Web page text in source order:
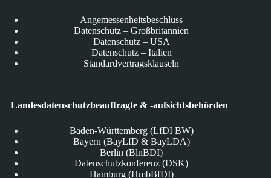
Angemessenheitsbeschluss
Datenschutz – Großbritannien
Datenschutz – USA
Datenschutz – Italien
Standardvertragsklauseln
Landesdatenschutzbeauftragte & -aufsichtsbehörden
Baden-Württemberg (LfDI BW)
Bayern (BayLfD & BayLDA)
Berlin (BlnBDI)
Datenschutzkonferenz (DSK)
Hamburg (HmbBfDI)